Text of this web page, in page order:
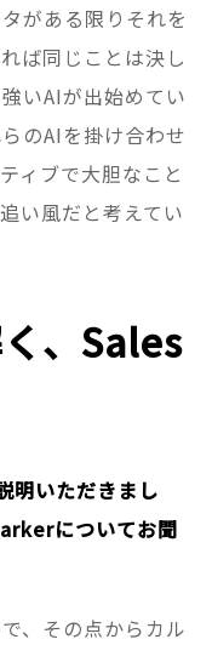
がある限りそれを
ば同じことは決し
いAIが出始めてい
のAIを掛け合わせ
ィブで大胆なこと
い風だと考えてい
、Sales
明いただきまし
についてお聞
、その点からカル